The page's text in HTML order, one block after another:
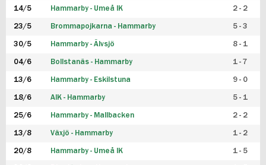
14/5 Hammarby - Umeå IK 2 - 2
23/5 Brommapojkarna - Hammarby 5 - 3
30/5 Hammarby - Älvsjö 8 - 1
04/6 Bollstanäs - Hammarby 1 - 7
13/6 Hammarby - Eskilstuna 9 - 0
18/6 AIK - Hammarby 5 - 1
25/6 Hammarby - Mallbacken 2 - 2
13/8 Växjö - Hammarby 1 - 2
20/8 Hammarby - Umeå IK 1 - 5